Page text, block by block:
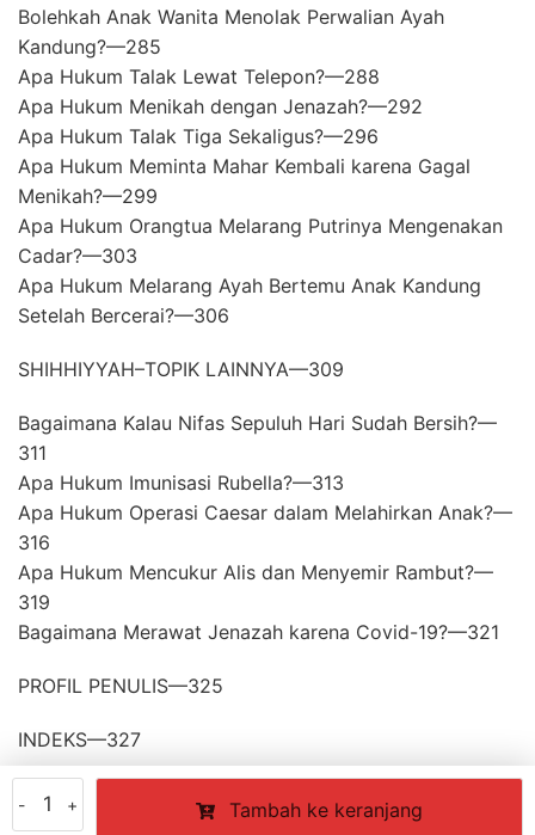
Kuantitas
Tambah ke keranjang
Bolehkah Anak Wanita Menolak Perwalian Ayah
Kandung?—285
Apa Hukum Talak Lewat Telepon?—288
Apa Hukum Menikah dengan Jenazah?—292
Apa Hukum Talak Tiga Sekaligus?—296
Apa Hukum Meminta Mahar Kembali karena Gagal
Menikah?—299
Apa Hukum Orangtua Melarang Putrinya Mengenakan
Cadar?—303
Apa Hukum Melarang Ayah Bertemu Anak Kandung
Setelah Bercerai?—306
SHIHHIYYAH–TOPIK LAINNYA—309
Bagaimana Kalau Nifas Sepuluh Hari Sudah Bersih?—
311
Apa Hukum Imunisasi Rubella?—313
Apa Hukum Operasi Caesar dalam Melahirkan Anak?—
316
Apa Hukum Mencukur Alis dan Menyemir Rambut?—
319
Bagaimana Merawat Jenazah karena Covid-19?—321
PROFIL PENULIS—325
INDEKS—327